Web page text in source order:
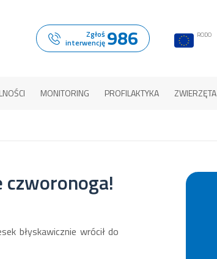
RODO
Zgłoś
interwencję 986
MONITORING PROFILAKTYKA ZWIERZĘTA
błyskawicznie wrócił do